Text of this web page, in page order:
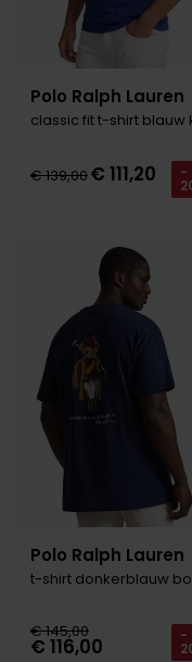
Polo Ralph Lauren
€ 139,00€ 111,20 -
Polo Ralph Lauren
€ 145,00
€ 116,00 -